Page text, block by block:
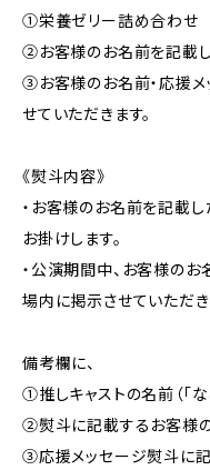
①栄養ゼリー詰め合わせ
②お客様のお名前を記載し
③お客様のお名前・応援
せていただきます。
《熨斗内容》
・お客様のお名前を記載
お掛けします。
・公演期間中、お客様の
場内に掲示させていただき
備考欄に、
①推しキャストの名前（「な
②熨斗に記載するお客様の
③応援メッセージ熨斗に